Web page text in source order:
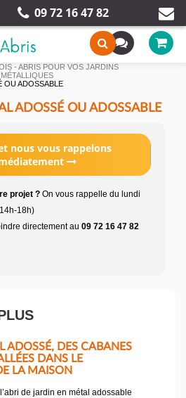
09 72 16 47 82
- ABRIS POUR VOS JARDINS
OU ADOSSABLE
ADOSSÉ OU ADOSSABLE
nous vous rappelons
projet ? On vous rappelle du lundi
18h)
directement au 09 72 16 47 82
ADOSSÉ, DES CABANES
DANS LE
LA MAISON
de jardin en métal adossable